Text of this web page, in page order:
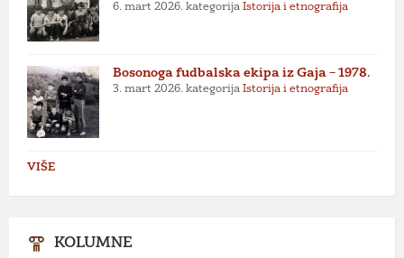
6. mart 2026. kategorija Istorija i etnografija
Bosonoga fudbalska ekipa iz Gaja – 1978.
3. mart 2026. kategorija Istorija i etnografija
VIŠE
KOLUMNE